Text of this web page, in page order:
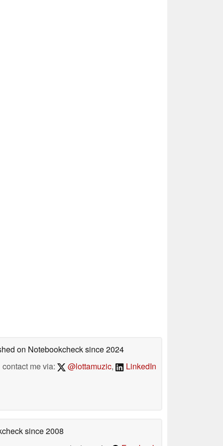
on Notebookchecksince 2024
contact me via:
@lottamuzic, LinkedIn
since 2008